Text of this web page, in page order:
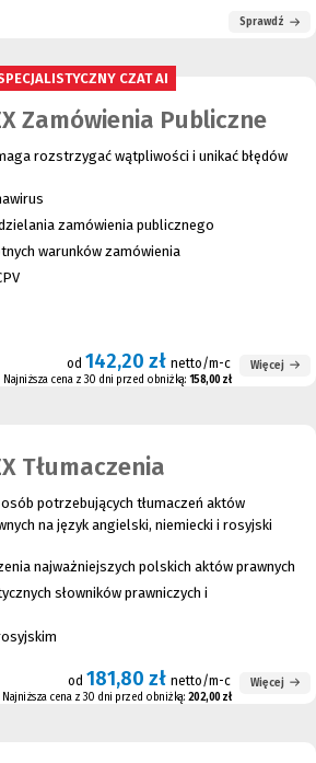
Sprawdź
CZAT AI
Zamówienia Publiczne
rozstrzygać wątpliwości i unikać błędów
zamówienia publicznego
warunków zamówienia
od 142,20 zł netto/m-c
Najniższa cena z 30 dni przed obniżką: 158,00 zł
Więcej
Tłumaczenia
potrzebujących tłumaczeń aktów
na język angielski, niemiecki i rosyjski
najważniejszych polskich aktów prawnych
słowników prawniczych i
od 181,80 zł netto/m-c
Najniższa cena z 30 dni przed obniżką: 202,00 zł
Więcej